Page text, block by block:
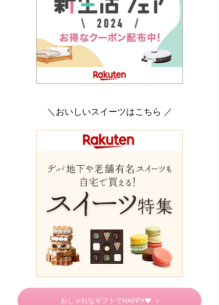
＼おいしいスイーツはこちら ／
おしゃれなギフトでHAPPY♥